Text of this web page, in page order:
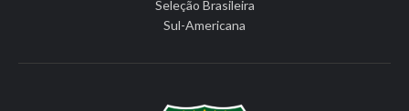
Seleção Brasileira
Sul-Americana